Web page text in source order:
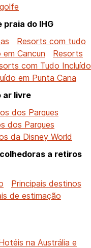
do IHG
Resorts com tudo
Cancun
Resorts
com Tudo Incluído
em Punta Cana
ar livre
dos Parques
dos Parques
da Disney World
a retiros
Principais destinos
de estimação
na Austrália e